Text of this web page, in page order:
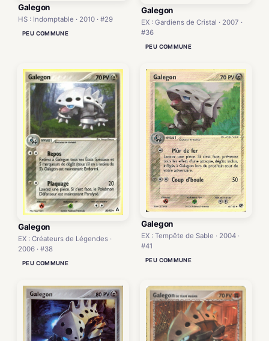
Galegon
HS : Indomptable · 2010 · #29
PEU COMMUNE
Galegon
EX : Gardiens de Cristal · 2007 ·
#36
PEU COMMUNE
Galegon
EX : Créateurs de Légendes ·
2006 · #38
PEU COMMUNE
Galegon
EX : Tempête de Sable · 2004 ·
#41
PEU COMMUNE